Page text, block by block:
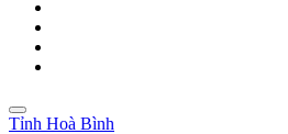
Tỉnh Hoà Bình